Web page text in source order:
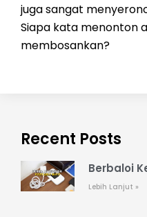
juga sangat
Siapa kata menonton
membosankan?
Recent Posts
Berbaloi
Lebih Lanjut »